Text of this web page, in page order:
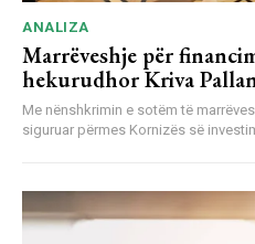
ANALIZA
Marrëveshje për
hekurudhor Kriva
Me nënshkrimin e sotëm të
siguruar përmes Kornizës së